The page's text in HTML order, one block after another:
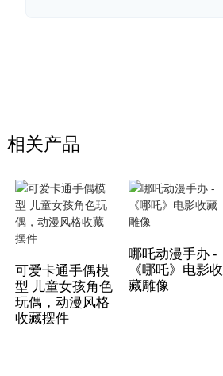
相关产品
可爱卡通手偶模
型 儿童女孩角色
玩偶，动漫风格
收藏摆件
哪吒动漫手办 -
《哪吒》电影收
藏雕像